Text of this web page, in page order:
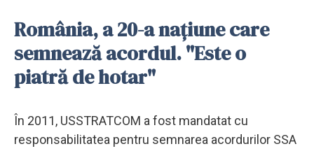
România, a 20-a naţiune care
semnează acordul. "Este o
piatră de hotar"
În 2011, USSTRATCOM a fost mandatat cu
responsabilitatea pentru semnarea acordurilor SSA